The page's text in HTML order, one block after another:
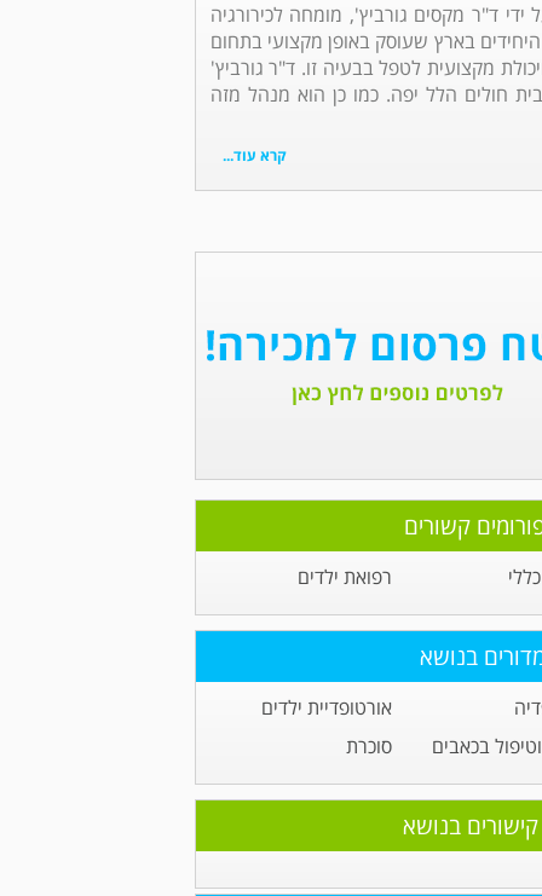
ד"ר מקסים גורביץ', מומחה לכירורגיה
בארץ שעוסק באופן מקצועי בתחום
מקצועית לטפל בבעיה זו. ד"ר גורביץ'
חולים הלל יפה. כמו כן הוא מנהל מזה
קרא עוד...
קשורים
רפואת ילדים
בנושא
אורטופדיית ילדים
בכאבים
סוכרת
קישורים בנושא